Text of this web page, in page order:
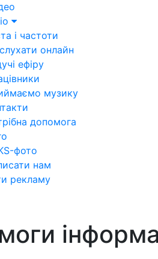
і частоти
онлайн
ефіру
музику
допомога
фото
нам
рекламу